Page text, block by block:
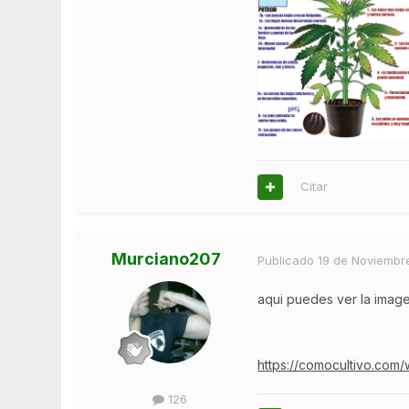
Citar
Murciano207
126
Publicado19 de
aqui puedes ver la
https://